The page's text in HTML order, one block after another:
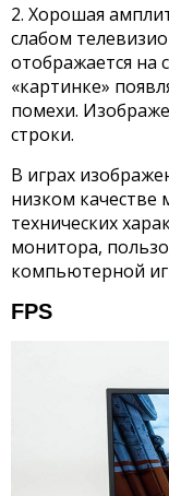
Хорошая
слабом
отображается на
«картинке»
помехи.
строки.
В играх
низком качестве
технических
монитора,
компьютерной
FPS